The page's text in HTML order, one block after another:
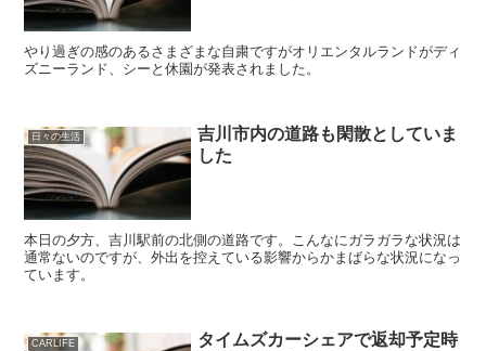
やり過ぎの感のあるさまざまな自粛ですがオリエンタルランドがディ
ズニーランド、シーと休園が発表されました。
日々の生活
吉川市内の道路も閑散としていま
した
本日の夕方、吉川駅前の北側の道路です。こんなにガラガラな状況は
通常ないのですが、外出を控えている影響からかまばらな状況になっ
ています。
CARLIFE
タイムズカーシェアで返却予定時